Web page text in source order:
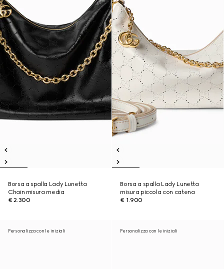
Borsa a spalla Lady Lunetta
Chain misura media
€ 2.300
Borsa a spalla Lady Lunetta
misura piccola con catena
€ 1.900
Personalizza con le iniziali Personalizza con le iniziali